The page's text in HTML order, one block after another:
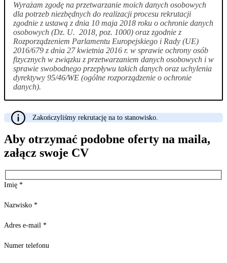
Wyrażam zgodę na przetwarzanie moich danych osobowych
dla potrzeb niezbędnych do realizacji procesu rekrutacji
zgodnie z ustawą z dnia 10 maja 2018 roku o ochronie danych
osobowych (Dz. U. 2018, poz. 1000) oraz zgodnie z
Rozporządzeniem Parlamentu Europejskiego i Rady (UE)
2016/679 z dnia 27 kwietnia 2016 r. w sprawie ochrony osób
fizycznych w związku z przetwarzaniem danych osobowych i w
sprawie swobodnego przepływu takich danych oraz uchylenia
dyrektywy 95/46/WE (ogólne rozporządzenie o ochronie
danych).
Zakończyliśmy rekrutację na to stanowisko.
Aby otrzymać podobne oferty na maila,
załącz swoje CV
Imię *
Nazwisko *
Adres e-mail *
Numer telefonu